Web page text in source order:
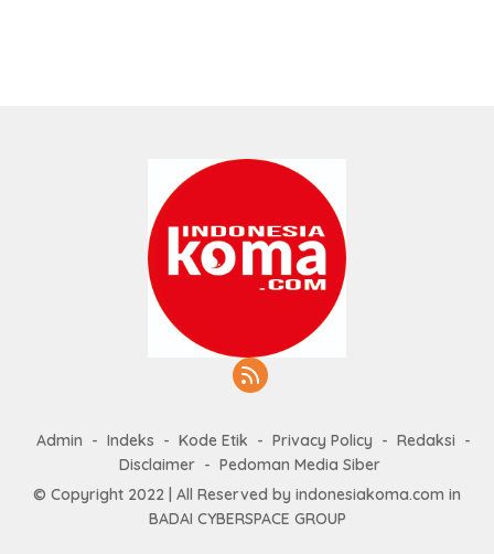
Admin Indeks Kode Etik Privacy Policy
Redaksi
Disclaimer
Pedoman Media Siber
© Copyright 2022 | All Reserved by indonesiakoma.com in
BADAI CYBERSPACE GROUP